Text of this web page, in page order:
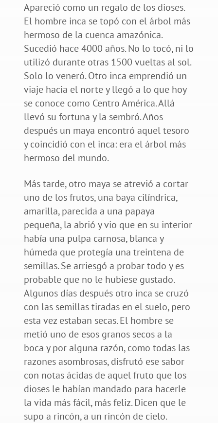
Apareció como un regalo de los dioses.
El hombre inca se topó con el árbol más
hermoso de la cuenca amazónica.
Sucedió hace 4000 años. No lo tocó, ni lo
utilizó durante otras 1500 vueltas al sol.
Solo lo veneró. Otro inca emprendió un
viaje hacia el norte y llegó a lo que hoy
se conoce como Centro América. Allá
llevó su fortuna y la sembró. Años
después un maya encontró aquel tesoro
y coincidió con el inca: era el árbol más
hermoso del mundo.
Más tarde, otro maya se atrevió a cortar
uno de los frutos, una baya cilíndrica,
amarilla, parecida a una papaya
pequeña, la abrió y vio que en su interior
había una pulpa carnosa, blanca y
húmeda que protegía una treintena de
semillas. Se arriesgó a probar todo y es
probable que no le hubiese gustado.
Algunos días después otro inca se cruzó
con las semillas tiradas en el suelo, pero
esta vez estaban secas. El hombre se
metió uno de esos granos secos a la
boca y por alguna razón, como todas las
razones asombrosas, disfrutó ese sabor
con notas ácidas de aquel fruto que los
dioses le habían mandado para hacerle
la vida más fácil, más feliz. Dicen que le
supo a rincón, a un rincón de cielo.